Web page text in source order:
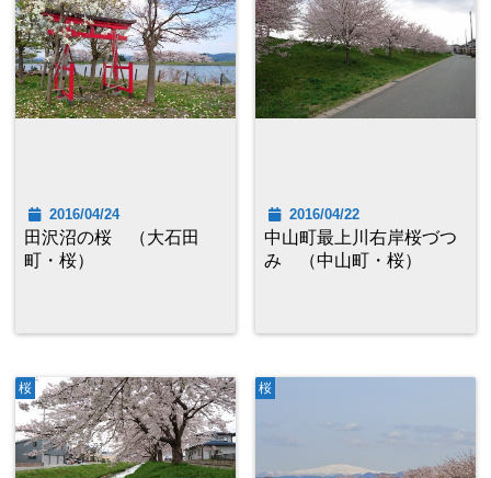
2016/04/24
田沢沼の桜 （大石田
町・桜）
2016/04/22
中山町最上川右岸桜づつ
み （中山町・桜）
桜 桜